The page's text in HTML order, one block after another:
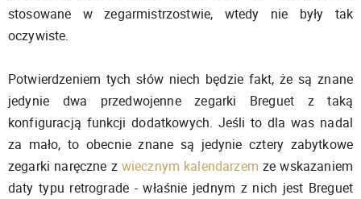
stosowane w zegarmistrzostwie, wtedy nie były tak
oczywiste.
Potwierdzeniem tych słów niech będzie fakt, że są znane
jedynie dwa przedwojenne zegarki Breguet z taką
konfiguracją funkcji dodatkowych. Jeśli to dla was nadal
za mało, to obecnie znane są jedynie cztery zabytkowe
zegarki naręczne z wiecznym kalendarzem ze wskazaniem
daty typu retrograde - właśnie jednym z nich jest Breguet